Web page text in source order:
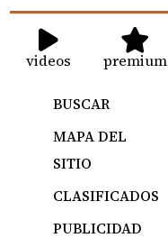
videos premium
BUSCAR
MAPA DEL
SITIO
CLASIFICADOS
PUBLICIDAD